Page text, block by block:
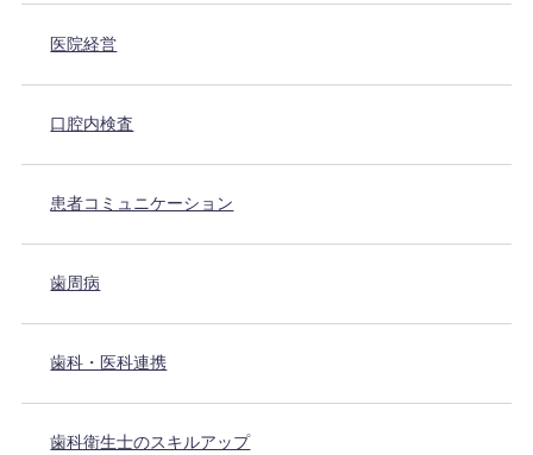
医院経営
口腔内検査
患者コミュニケーション
歯周病
歯科・医科連携
歯科衛生士のスキルアップ